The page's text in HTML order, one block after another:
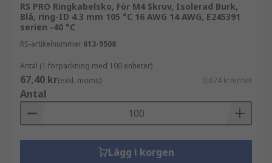
RS PRO Ringkabelsko, För M4 Skruv, Isolerad Burk,
Blå, ring-ID 4.3 mm 105 °C 16 AWG 14 AWG, E245391
serien -40 °C
RS-artikelnummer 613-9508
Antal (1 förpackning med 100 enheter)
67,40 kr(exkl. moms) 0,674 kr/enhet
Antal
Lägg i korgen